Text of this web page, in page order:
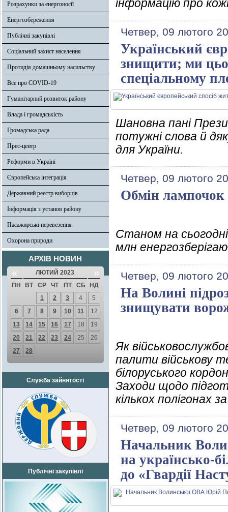
Розрахунки за енергоносії
Енергозбереження
Публічні закупівлі
Соціальний захист населення
Протидія домашньому насильству
Все про COVID-19
Гуманітарний розвиток району
Влада і громадськість
Громадська рада
Прес-центр
Реформи в Україні
Європейська інтеграція
Державний реєстр виборців
Інформація з установ району
Пасажирські перевезення
Охорона природи
АРХІВ НОВИН
« ЛЮТИЙ 2023 »
ПН ВТ СР ЧТ ПТ СБ
НД
1
2 3 4
5
6
7 8 9 10 11
12
13
14 15 16 17 18
19
20
21 22 23 24 25
26
27
28
Служба зайнятості
Публічні закупівлі
інформацію про
Четвер, 09 лютого
Український
знищити; ми
спеціальному
Шановна пані
потужні слова й
для України.
Четвер, 09 лютого
Обмін лампочок
Станом на
млн
Четвер, 09 лютого
На Волині
знищувати
Як
палити військову
білоруського
Заходи щодо
кількох полігонах
Четвер, 09 лютого
Начальник
на українсько-
до «Гвардії